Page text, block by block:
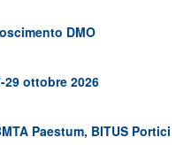
DMO
ottobre 2026
Paestum, BITUS Portici